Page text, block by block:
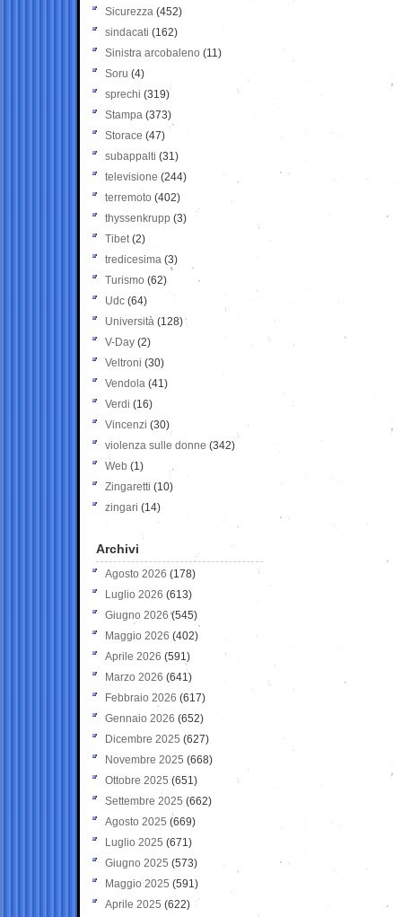
Sicurezza (452)
sindacati (162)
Sinistra arcobaleno (11)
Soru (4)
sprechi (319)
Stampa (373)
Storace (47)
subappalti (31)
televisione(244)
terremoto (402)
thyssenkrupp (3)
Tibet(2)
tredicesima (3)
Turismo (62)
Udc (64)
Università (128)
V-Day (2)
Veltroni (30)
Vendola (41)
Verdi (16)
Vincenzi (30)
violenza sulle donne (342)
Web (1)
Zingaretti (10)
zingari (14)
Archivi
Agosto 2026 (178)
Luglio 2026 (613)
Giugno 2026 (545)
Maggio 2026 (402)
Aprile 2026 (591)
Marzo 2026 (641)
Febbraio 2026 (617)
Gennaio 2026 (652)
Dicembre 2025 (627)
Novembre 2025 (668)
Ottobre 2025 (651)
Settembre 2025 (662)
Agosto 2025 (669)
Luglio 2025 (671)
Giugno 2025 (573)
Maggio 2025 (591)
Aprile 2025 (622)